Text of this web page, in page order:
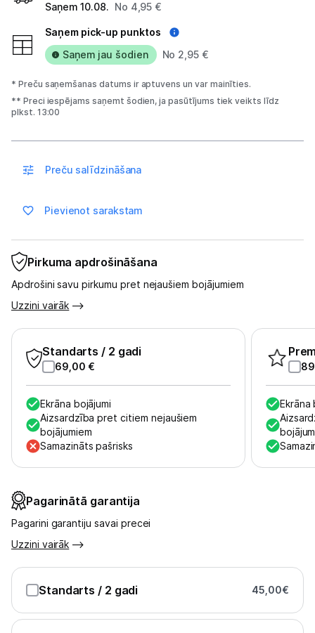
Uzņēmumiem
Tet pakalpojumi
Kontakti
Saņem 10.08. No 4,95 €
Saņem pick-up punktos
Saņem jau šodien
No 2,95 €
* Preču saņemšanas datums ir aptuvens un var mainīties.
** Preci iespējams saņemt šodien, ja pasūtījums tiek veikts līdz
plkst. 13:00
Preču salīdzināšana
Pievienot sarakstam
Pirkuma apdrošināšana
Apdrošini savu pirkumu pret nejaušiem bojājumiem
Uzzini vairāk
Standarts / 2 gadi
69,00 €
Ekrāna bojājumi
Aizsardzība pret citiem nejaušiem
bojājumiem
Samazināts pašrisks
Ekrāna
Pagarinātā garantija
Pagarini garantiju savai precei
Uzzini vairāk
Standarts / 2 gadi 45,00€